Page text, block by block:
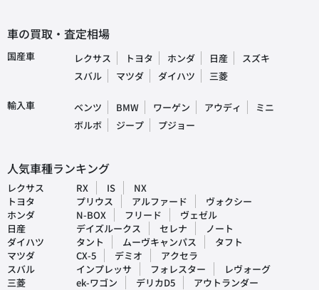
車の買取・査定相場
国産車 レクサス トヨタ ホンダ 日産
スズキ
スバル
マツダ ダイハツ 三菱
輸入車 ベンツ BMW ワーゲン アウディ
ミニ
ボルボ
ジープ プジョー
人気車種ランキング
レクサス RX IS
NX
トヨタ
プリウス アルファード
ヴォクシー
ホンダ
N-BOX フリード
ヴェゼル
日産
デイズルークス セレナ
ノート
ダイハツ
タント ムーヴキャンパス
タフト
マツダ
CX-5 デミオ
アクセラ
スバル
インプレッサ フォレスター
レヴォーグ
三菱
ek-ワゴン デリカD5 アウトランダー